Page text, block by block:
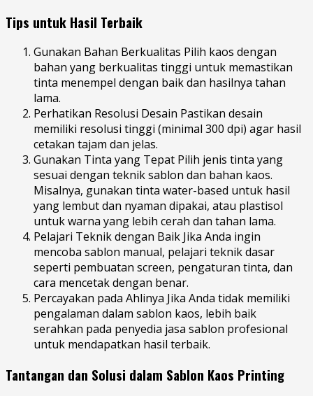
Tips untuk Hasil Terbaik
Gunakan Bahan Berkualitas Pilih kaos dengan
bahan yang berkualitas tinggi untuk memastikan
tinta menempel dengan baik dan hasilnya tahan
lama.
Perhatikan Resolusi Desain Pastikan desain
memiliki resolusi tinggi (minimal 300 dpi) agar hasil
cetakan tajam dan jelas.
Gunakan Tinta yang Tepat Pilih jenis tinta yang
sesuai dengan teknik sablon dan bahan kaos.
Misalnya, gunakan tinta water-based untuk hasil
yang lembut dan nyaman dipakai, atau plastisol
untuk warna yang lebih cerah dan tahan lama.
Pelajari Teknik dengan Baik Jika Anda ingin
mencoba sablon manual, pelajari teknik dasar
seperti pembuatan screen, pengaturan tinta, dan
cara mencetak dengan benar.
Percayakan pada Ahlinya Jika Anda tidak memiliki
pengalaman dalam sablon kaos, lebih baik
serahkan pada penyedia jasa sablon profesional
untuk mendapatkan hasil terbaik.
Tantangan dan Solusi dalam Sablon Kaos Printing